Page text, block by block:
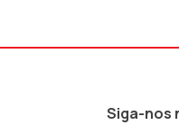
Siga-nos